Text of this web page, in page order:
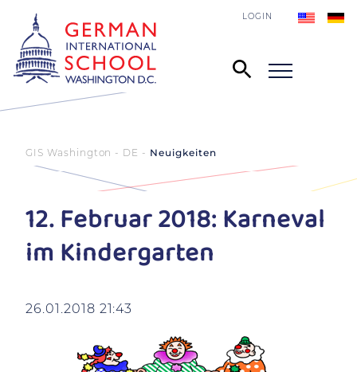
LOGIN
GIS Washington - DE Neuigkeiten
12. Februar 2018: Karneval
im Kindergarten
26.01.2018 21:43